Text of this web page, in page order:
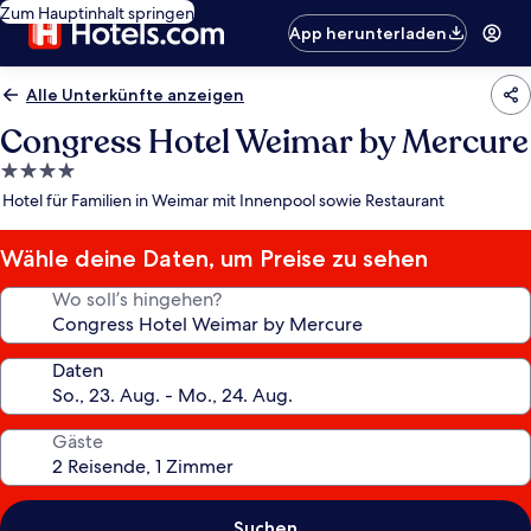
Zum Hauptinhalt springen
App herunterladen
Alle Unterkünfte anzeigen
Congress Hotel Weimar by Mercure
4.0-
Sterne-
Hotel für Familien in Weimar mit Innenpool sowie Restaurant
Wähle deine Daten, um Preise zu sehen
Wo soll’s hingehen?
Daten
Gäste